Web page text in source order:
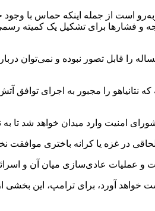
است از جمله اینکه حماس با
و فشارها برای تشکیل یک کمیته
را قابل تصور نبوده و نمی‌توان
را مجبور به اجرای توافق
امنیت وارد میدان خواهد شد تا به
در غزه یا کرانه باختری موافقت
عملیات عادی‌سازی میان آن و
صلح نوبل به دست خواهد آورد، برای